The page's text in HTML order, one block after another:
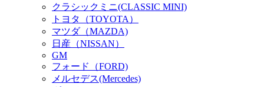
クラシックミニ(CLASSIC MINI)
トヨタ（TOYOTA）
マツダ（MAZDA)
日産（NISSAN）
GM
フォード（FORD)
メルセデス(Mercedes)